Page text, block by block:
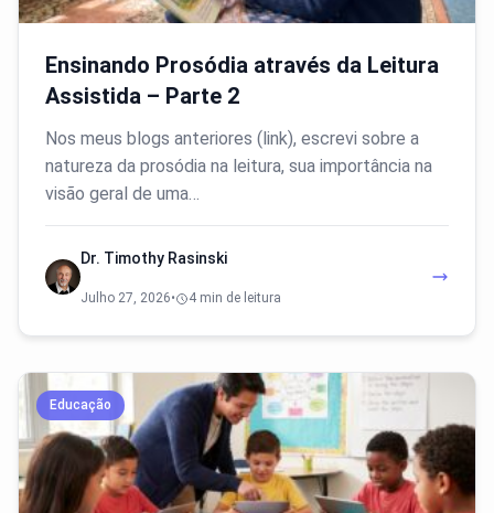
Ensinando Prosódia através da Leitura
Assistida – Parte 2
Nos meus blogs anteriores (link), escrevi sobre a
natureza da prosódia na leitura, sua importância na
visão geral de uma…
Dr. Timothy Rasinski
Julho 27, 2026• 4 min de leitura
Educação